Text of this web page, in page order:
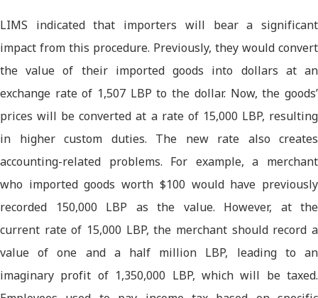
LIMS indicated that importers will bear a significant
impact from this procedure. Previously, they would convert
the value of their imported goods into dollars at an
exchange rate of 1,507 LBP to the dollar. Now, the goods’
prices will be converted at a rate of 15,000 LBP, resulting
in higher custom duties. The new rate also creates
accounting-related problems. For example, a merchant
who imported goods worth $100 would have previously
recorded 150,000 LBP as the value. However, at the
current rate of 15,000 LBP, the merchant should record a
value of one and a half million LBP, leading to an
imaginary profit of 1,350,000 LBP, which will be taxed.